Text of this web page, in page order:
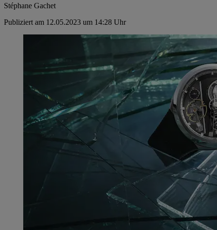
Stéphane Gachet
Publiziert am 12.05.2023 um 14:28 Uhr